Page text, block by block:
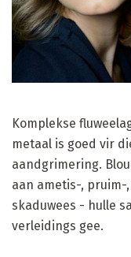
Komplekse
metaal is goed vir
aandgrimering.
aan ametis-,
skaduwees - hulle
verleidings gee.